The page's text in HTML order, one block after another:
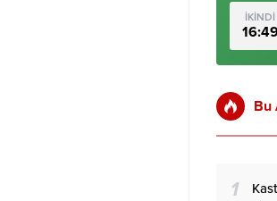
İKİNDİ
Bu
1